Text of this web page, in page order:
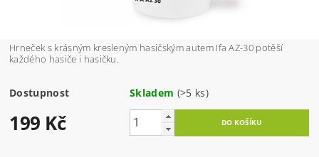
Hrneček s krásným kresleným hasičským autem Ifa AZ-30 potěší
každého hasiče i hasičku.
Dostupnost Skladem (>5 ks)
199 Kč